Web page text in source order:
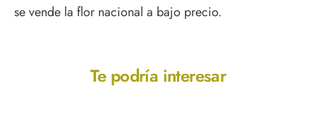
se vende la flor nacional a bajo precio.
Te podría interesar